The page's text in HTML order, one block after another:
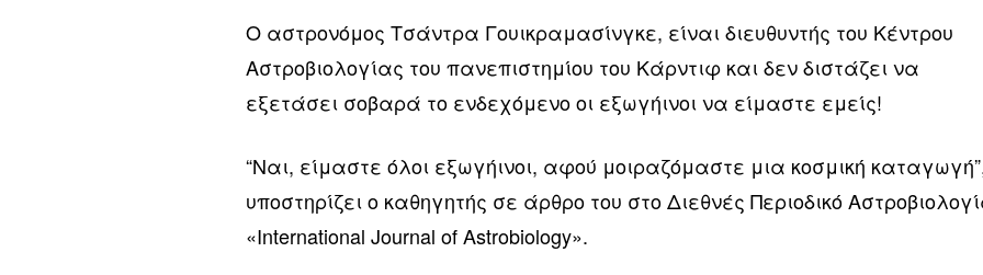
Ο αστρονόμος Τσάντρα Γουικραμασίνγκε, είναι διευθυντής του Κέντρου
Αστροβιολογίας του πανεπιστημίου του Κάρντιφ και δεν διστάζει να
εξετάσει σοβαρά το ενδεχόμενο οι εξωγήινοι να είμαστε εμείς!
“Ναι, είμαστε όλοι εξωγήινοι, αφού μοιραζόμαστε μια κοσμική
υποστηρίζει ο καθηγητής σε άρθρο του στο Διεθνές Περιοδικό
«International Journal of Astrobiology».